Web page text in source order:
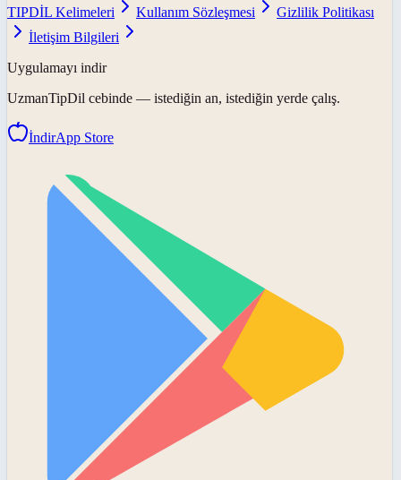
TIPDİL Kelimeleri
Kullanım Sözleşmesi
Gizlilik Politikası
İletişim Bilgileri
Uygulamayı indir
UzmanTipDil cebinde — istediğin an, istediğin yerde çalış.
İndirApp Store